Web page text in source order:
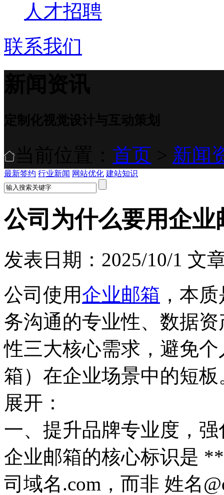
人才招聘
联系我们
首页 新闻
最新签约 行业新闻 网站优化 建站知识
公司为什么要用企业
发表日期：2025/10/1 文
公司使用企业邮箱 ，本
务沟通的专业性、数据
性三大核心需求，避免
箱）在企业场景中的短
展开：
一、提升品牌专业度，
企业邮箱的核心标识是
司域名.com，而非 姓名